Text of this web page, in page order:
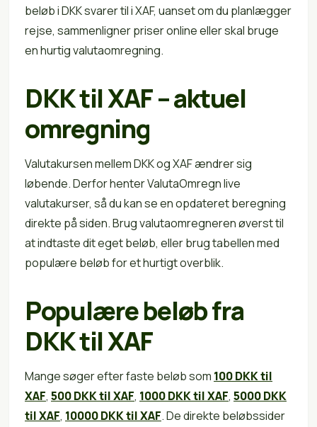
beløb i DKK svarer til i XAF, uanset om du planlægger
rejse, sammenligner priser online eller skal bruge
en hurtig valutaomregning.
DKK til XAF – aktuel
omregning
Valutakursen mellem DKK og XAF ændrer sig
løbende. Derfor henter ValutaOmregn live
valutakurser, så du kan se en opdateret beregning
direkte på siden. Brug valutaomregneren øverst til
at indtaste dit eget beløb, eller brug tabellen med
populære beløb for et hurtigt overblik.
Populære beløb fra
DKK til XAF
Mange søger efter faste beløb som 100 DKK til
XAF, 500 DKK til XAF, 1000 DKK til XAF, 5000 DKK
til XAF, 10000 DKK til XAF. De direkte beløbssider